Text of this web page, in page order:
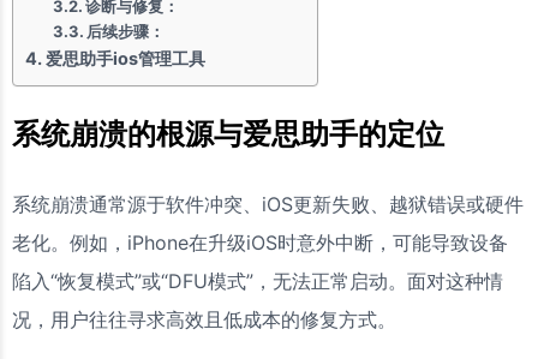
诊断与修复：
后续步骤：
爱思助手ios管理工具
系统崩溃的根源与爱思助手的定位
系统崩溃通常源于软件冲突、iOS更新失败、越狱错误或硬件
老化。例如，iPhone在升级iOS时意外中断，可能导致设备
陷入“恢复模式”或“DFU模式”，无法正常启动。面对这种情
况，用户往往寻求高效且低成本的修复方式。